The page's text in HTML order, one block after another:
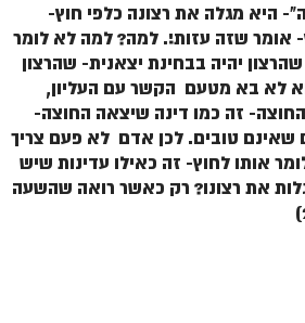
היא מגלה את רצונה כלפי חוץ-
אומר שזה עזות!. למה? למה לא לומר
יהיה בבחינת יצאנית- שהרצון
לא בא מטעם הקשר עם העליון,
זה כמו דינה שיצאה החוצה-
שאינם טובים. לכן אדם לא פעם צריך
אותו לחוץ- זה כאילו עדינות שיש
את רצונו? רק כאשר רואה שהשעה